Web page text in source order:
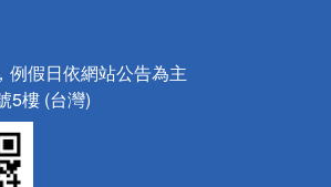
例假日依網站公告為主
5樓 (台灣)